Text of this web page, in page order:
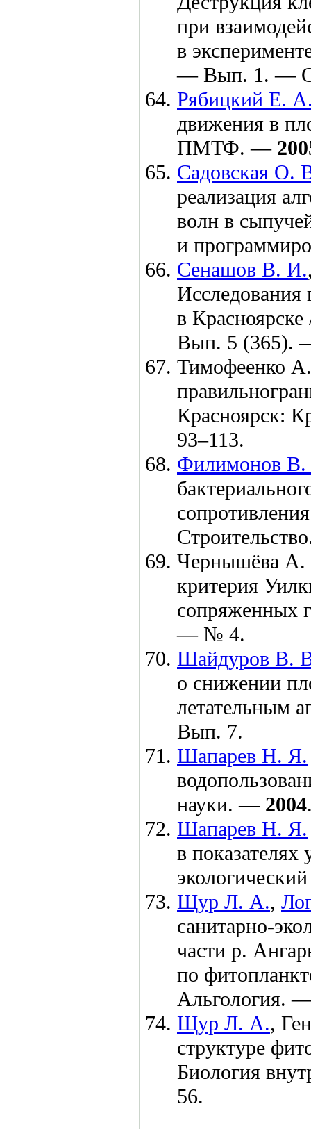
при
в
— Вып. 1. —
Рябицкий Е.
движения в
ПМТФ. —
Садовская О.
реализация
волн в
и
Сенашов В. И.
Исследования
в
Вып. 5 (365).
Тимофеенко
Красноярск:
93–113.
Филимонов
Чернышёва
критерия
сопряженных
— № 4.
Шайдуров В.
о снижении
летательным
Вып. 7.
Шапарев Н. Я.
науки. — 2004
Шапарев Н. Я.
в
Щур Л. А.,
санитарно-
части р.
по
Альгология.
Щур Л. А.,
структуре
Биология
56.